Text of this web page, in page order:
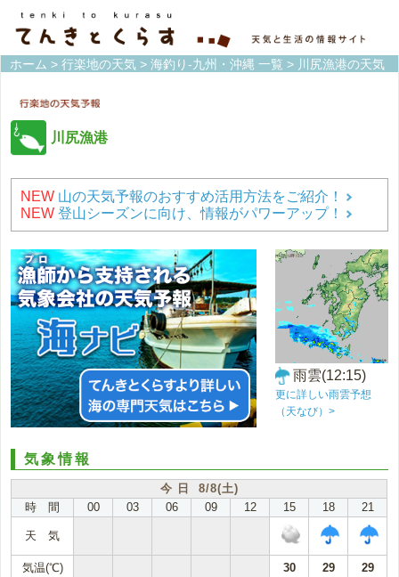
ホーム > 行楽地の天気 > 海釣り-九州・沖縄 一覧 > 川尻漁港の天気
川尻漁港
NEW 山の天気予報のおすすめ活用方法をご紹介！
NEW 登山シーズンに向け、情報がパワーアップ！
雨雲(12:15)
更に詳しい雨雲予想
（天なび）>
気象情報
今 日 8/8(土)
時 間
00 03 06 09 12 15 18 21
天 気
気温(℃) 30 29
29